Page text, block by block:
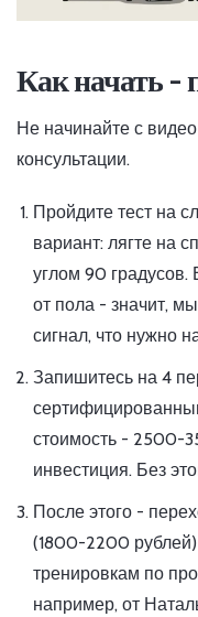
Как начать -
Не начинайте с
консультации.
Пройдите тест на
вариант: лягте на
углом 90
от пола - значит,
сигнал, что нужно
Запишитесь на 4
стоимость - 2500-
инвестиция. Без
После этого -
(1800-2200
тренировкам по
например, от